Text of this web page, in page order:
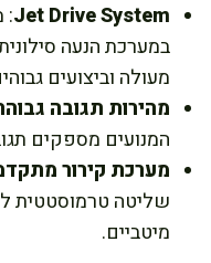
Jet Drive System
מעולה וביצועים
מהירות תגובה
המנועים מספקים
מערכת קירור
שליטה טרמוסטטית
מיטביים.